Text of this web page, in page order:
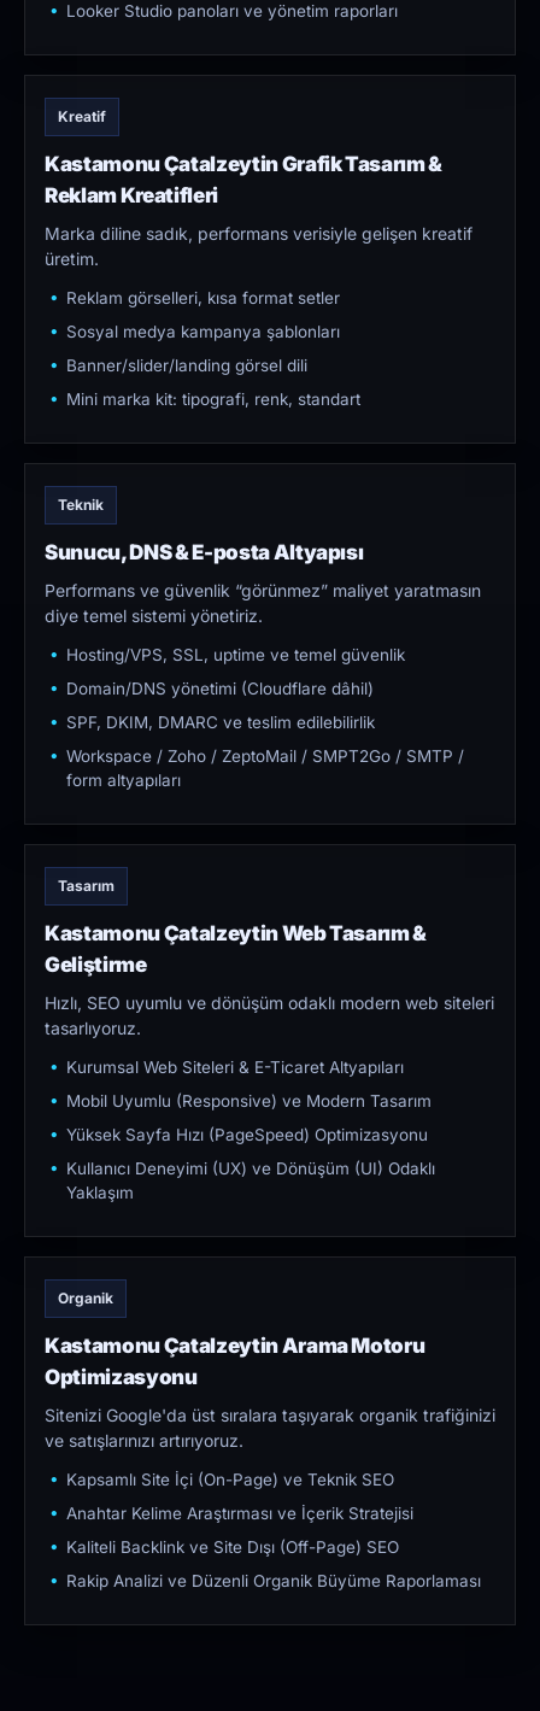
Looker Studio panoları ve yönetim raporları
Kreatif
Kastamonu Çatalzeytin Grafik Tasarım &
Reklam Kreatifleri
Marka diline sadık, performans verisiyle gelişen kreatif
üretim.
Reklam görselleri, kısa format setler
Sosyal medya kampanya şablonları
Banner/slider/landing görsel dili
Mini marka kit: tipografi, renk, standart
Teknik
Sunucu, DNS & E-posta Altyapısı
Performans ve güvenlik “görünmez” maliyet yaratmasın
diye temel sistemi yönetiriz.
Hosting/VPS, SSL, uptime ve temel güvenlik
Domain/DNS yönetimi (Cloudflare dâhil)
SPF, DKIM, DMARC ve teslim edilebilirlik
Workspace / Zoho / ZeptoMail / SMPT2Go / SMTP /
form altyapıları
Tasarım
Kastamonu Çatalzeytin Web Tasarım &
Geliştirme
Hızlı, SEO uyumlu ve dönüşüm odaklı modern web siteleri
tasarlıyoruz.
Kurumsal Web Siteleri & E-Ticaret Altyapıları
Mobil Uyumlu (Responsive) ve Modern Tasarım
Yüksek Sayfa Hızı (PageSpeed) Optimizasyonu
Kullanıcı Deneyimi (UX) ve Dönüşüm (UI) Odaklı
Yaklaşım
Organik
Kastamonu Çatalzeytin Arama Motoru
Optimizasyonu
Sitenizi Google'da üst sıralara taşıyarak organik trafiğinizi
ve satışlarınızı artırıyoruz.
Kapsamlı Site İçi (On-Page) ve Teknik SEO
Anahtar Kelime Araştırması ve İçerik Stratejisi
Kaliteli Backlink ve Site Dışı (Off-Page) SEO
Rakip Analizi ve Düzenli Organik Büyüme Raporlaması